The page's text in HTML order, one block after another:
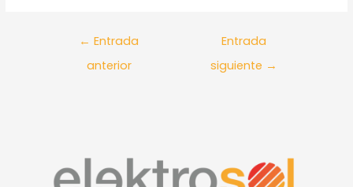
← Entrada
anterior
Entrada
siguiente →